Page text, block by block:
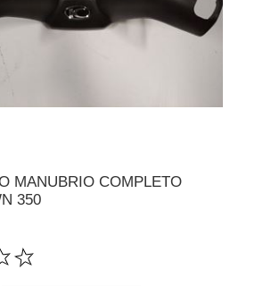
MANUBRIO COMPLETO
350